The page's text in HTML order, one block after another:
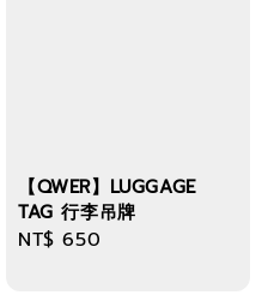
【QWER】LUGGAGE
TAG 行李吊牌
Regular
NT$ 650